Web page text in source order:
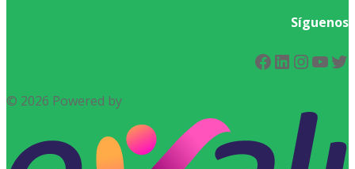
Síguenos
Facebook
LinkedIn
© 2026 Powered by